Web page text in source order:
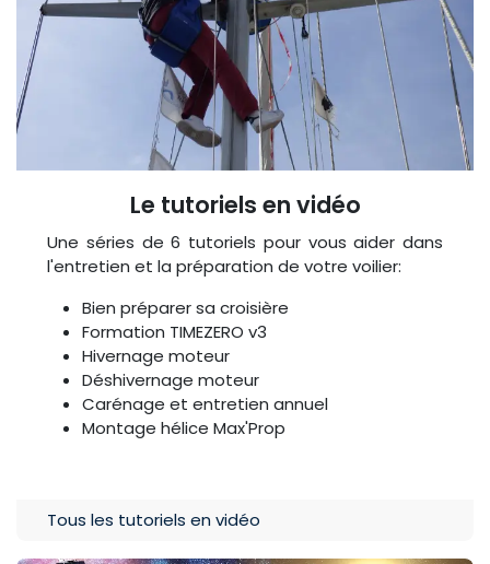
Le tutoriels en vidéo
Une séries de 6 tutoriels pour vous aider dans
l'entretien et la préparation de votre voilier:
Bien préparer sa croisière
Formation TIMEZERO v3
Hivernage moteur
Déshivernage moteur
Carénage et entretien annuel
Montage h​élice Max'Prop
Tous les tutoriels en vidéo